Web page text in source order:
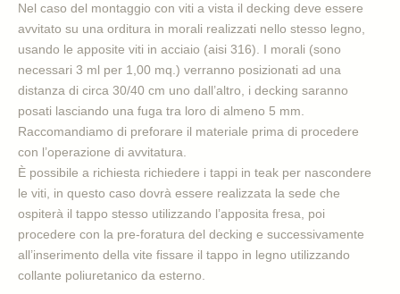
Nel caso del montaggio con viti a vista il decking deve essere
avvitato su una orditura in morali realizzati nello stesso legno,
usando le apposite viti in acciaio (aisi 316). I morali (sono
necessari 3 ml per 1,00 mq.) verranno posizionati ad una
distanza di circa 30/40 cm uno dall’altro, i decking saranno
posati lasciando una fuga tra loro di almeno 5 mm.
Raccomandiamo di preforare il materiale prima di procedere
con l’operazione di avvitatura.
È possibile a richiesta richiedere i tappi in teak per nascondere
le viti, in questo caso dovrà essere realizzata la sede che
ospiterà il tappo stesso utilizzando l’apposita fresa, poi
procedere con la pre-foratura del decking e successivamente
all’inserimento della vite fissare il tappo in legno utilizzando
collante poliuretanico da esterno.